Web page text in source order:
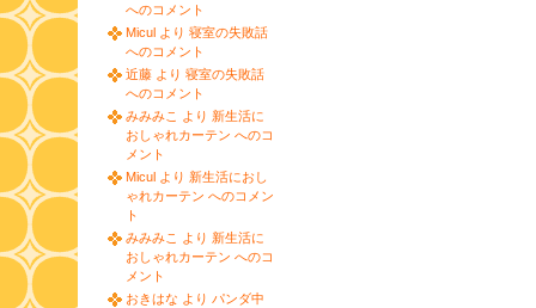
へのコメント
Micul より 寝室の失敗話
へのコメント
近藤 より 寝室の失敗話
へのコメント
みみみこ より 新生活に
おしゃれカーテン へのコ
メント
Micul より 新生活におし
ゃれカーテン へのコメン
ト
みみみこ より 新生活に
おしゃれカーテン へのコ
メント
おきはな より パンダ中